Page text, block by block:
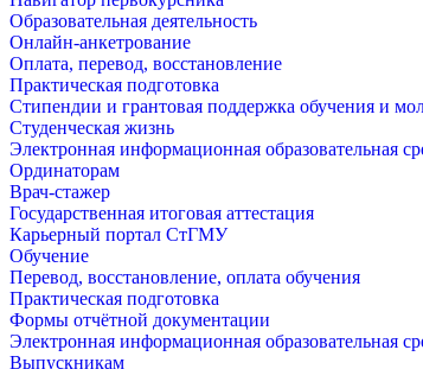
Образовательная деятельность
Онлайн-анкетрование
Оплата, перевод, восстановление
Практическая подготовка
Стипендии и грантовая поддержка обучения и
Студенческая жизнь
Электронная информационная образовательная
Ординаторам
Врач-стажер
Государственная итоговая аттестация
Карьерный портал СтГМУ
Обучение
Перевод, восстановление, оплата обучения
Практическая подготовка
Формы отчётной документации
Электронная информационная образовательная
Выпускникам